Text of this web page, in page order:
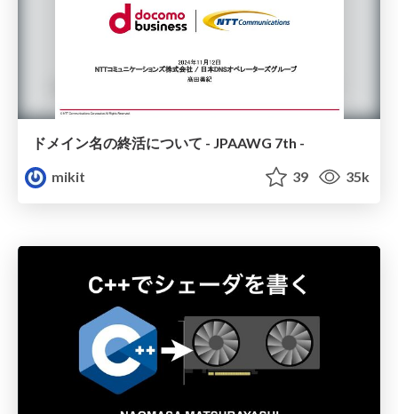
ドメイン名の終活について - JPAAWG 7th -
mikit
39 35k